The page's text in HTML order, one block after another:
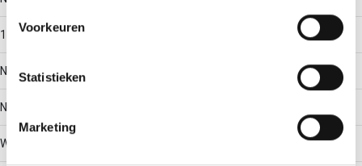
Uw apparaat identificeren door het actief te scannen
op specifieke eigenschappen (fingerprinting)
verwerkt en stel uw voorkeuren in het
detailgedeelte in.
Voorkeuren
Statistieken
Marketing
14304
Nato perforatie
Nee
Werkende lengte